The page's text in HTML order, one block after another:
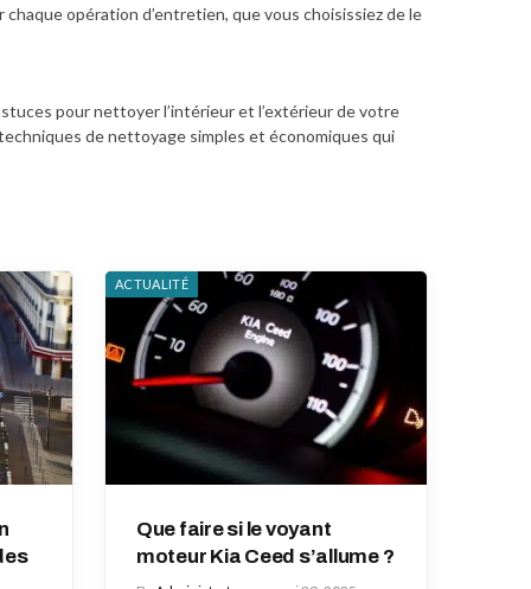
opération d’entretien, que vous choisissiez de le
pour nettoyer l’intérieur et l’extérieur de votre
de nettoyage simples et économiques qui
ACTUALITÉ
Que faire si le voyant
moteur Kia Ceed s’allume ?